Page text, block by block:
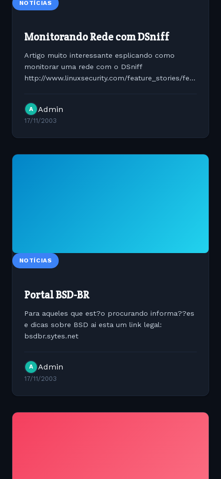
NOTÍCIAS
Monitorando Rede com DSniff
Artigo muito interessante esplicando como
monitorar uma rede com o DSniff
http://www.linuxsecurity.com/feature_stories/
A Admin
17/11/2003
NOTÍCIAS
Portal BSD-BR
Para aqueles que est?o procurando informa??es
e dicas sobre BSD ai esta um link legal:
bsdbr.sytes.net
A Admin
17/11/2003